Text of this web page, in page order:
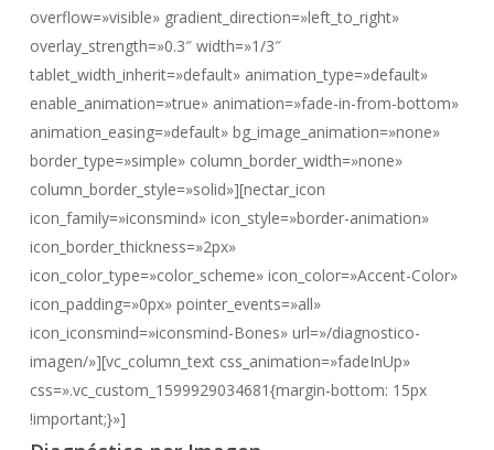
overflow=»visible» gradient_direction=»left_to_right»
overlay_strength=»0.3″ width=»1/3″
tablet_width_inherit=»default» animation_type=»default»
enable_animation=»true» animation=»fade-in-from-bottom»
animation_easing=»default» bg_image_animation=»none»
border_type=»simple» column_border_width=»none»
column_border_style=»solid»][nectar_icon
icon_family=»iconsmind» icon_style=»border-animation»
icon_border_thickness=»2px»
icon_color_type=»color_scheme» icon_color=»Accent-Color»
icon_padding=»0px» pointer_events=»all»
icon_iconsmind=»iconsmind-Bones» url=»/diagnostico-
imagen/»][vc_column_text css_animation=»fadeInUp»
css=».vc_custom_1599929034681{margin-bottom: 15px
!important;}»]